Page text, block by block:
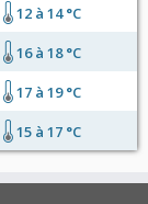
12 à 14 °C
16 à 18 °C
17 à 19 °C
15 à 17 °C